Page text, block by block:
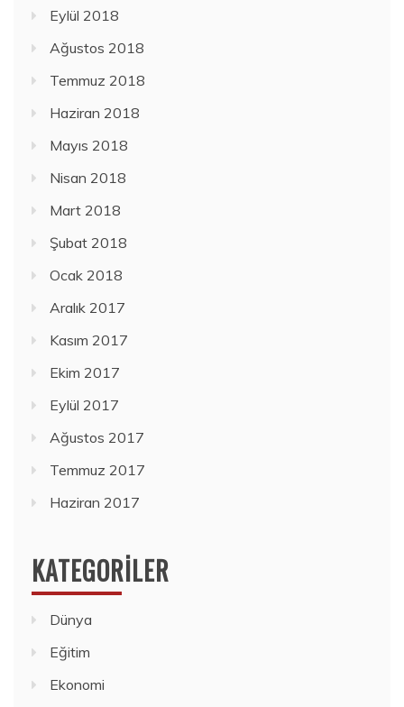
Eylül 2018
Ağustos 2018
Temmuz 2018
Haziran 2018
Mayıs 2018
Nisan 2018
Mart 2018
Şubat 2018
Ocak 2018
Aralık 2017
Kasım 2017
Ekim 2017
Eylül 2017
Ağustos 2017
Temmuz 2017
Haziran 2017
KATEGORILER
Dünya
Eğitim
Ekonomi